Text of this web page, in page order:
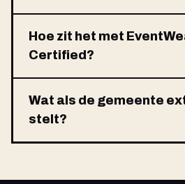
Hoe zit het met
Certified?
Wat als de gemeente
stelt?